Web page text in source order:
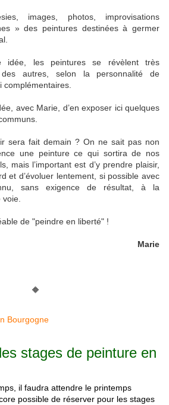
images, photos, improvisations
» des peintures destinées à germer
idée, les peintures se révèlent très
autres, selon la personnalité de
avec Marie, d’en exposer ici quelques
sera fait demain ? On ne sait pas non
une peinture ce qui sortira de nos
mais l’important est d’y prendre plaisir,
et d’évoluer lentement, si possible avec
sans exigence de résultat, à la
de "peindre en liberté" !
Marie
🔶
stages de peinture en
il faudra attendre le printemps
possible de réserver pour les stages